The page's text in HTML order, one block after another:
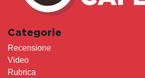
Categorie
Recensione
Video
Rubrica